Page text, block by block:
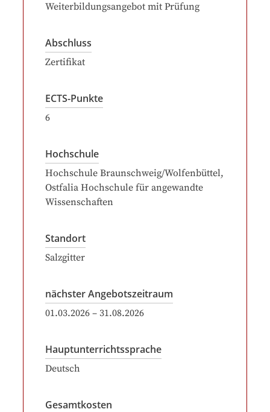
Weiterbildungsangebot mit Prüfung
Abschluss
Zertifikat
ECTS-Punkte
6
Hochschule
Hochschule Braunschweig/Wolfenbüttel,
Ostfalia Hochschule für angewandte
Wissenschaften
Standort
Salzgitter
nächster Angebotszeitraum
01.03.2026 – 31.08.2026
Hauptunterrichtssprache
Deutsch
Gesamtkosten